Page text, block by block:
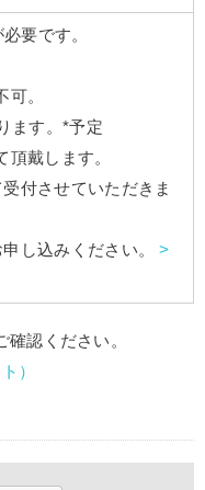
要です。
。
ます。*予定
戴します。
付させていただきま
し込みください。>
確認ください。
）